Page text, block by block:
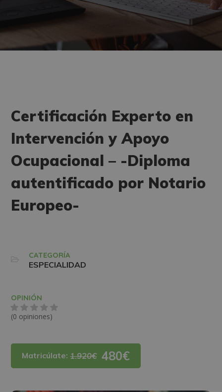
Certificación Experto en
Intervención y Apoyo
Ocupacional – -Diploma
autentificado por Notario
Europeo-
CATEGORÍA
ESPECIALIDAD
OPINIÓN
(0 opiniones)
Matricúlate:1.920€ 480€